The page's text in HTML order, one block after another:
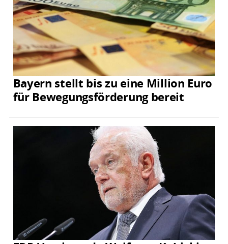
Bayern stellt bis zu eine Million Euro
für Bewegungsförderung bereit